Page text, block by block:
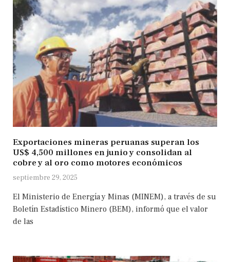
Exportaciones mineras peruanas superan los
US$ 4,500 millones en junio y consolidan al
cobre y al oro como motores económicos
septiembre 29, 2025
El Ministerio de Energía y Minas (MINEM), a través de su
Boletín Estadístico Minero (BEM), informó que el valor
de las